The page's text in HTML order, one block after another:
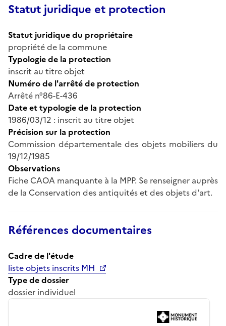
Statut juridique et protection
Statut juridique du propriétaire
propriété de la commune
Typologie de la protection
inscrit au titre objet
Numéro de l'arrêté de protection
Arrêté n°86-E-436
Date et typologie de la protection
1986/03/12 : inscrit au titre objet
Précision sur la protection
Commission départementale des objets mobiliers du
19/12/1985
Observations
Fiche CAOA manquante à la MPP. Se renseigner auprès
de la Conservation des antiquités et des objets d'art.
Références documentaires
Cadre de l'étude
liste objets inscrits MH
Type de dossier
dossier individuel